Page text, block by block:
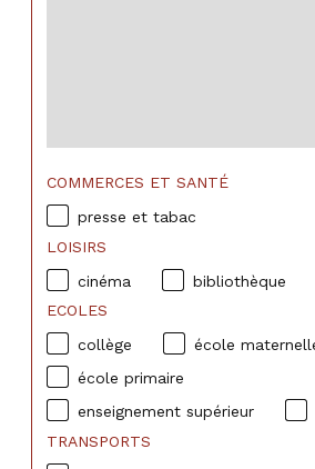
COMMERCES ET SANTÉ
presse et tabac
LOISIRS
cinéma
bibliothèque
ECOLES
collège
école
école primaire
enseignement supérieur
TRANSPORTS